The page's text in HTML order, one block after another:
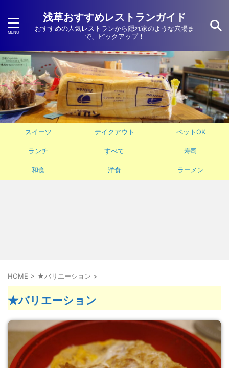
浅草おすすめレストランガイド
おすすめの人気レストランから隠れ家のような穴場ま
で、ピックアップ！
スイーツ テイクアウト ペットOK
ランチ すべて 寿司
和食 洋食 ラーメン
HOME > ★バリエーション >
★バリエーション